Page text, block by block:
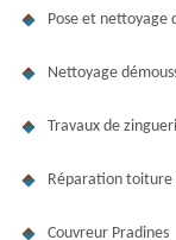
Pose et nettoyage
Nettoyage
Travaux de
Réparation toiture
Couvreur Pradines